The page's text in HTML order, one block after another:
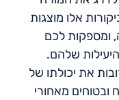
אלו מוצגות
ומספקות לכם
שלהם.
את יכולתו של
ובטוחים מאחורי